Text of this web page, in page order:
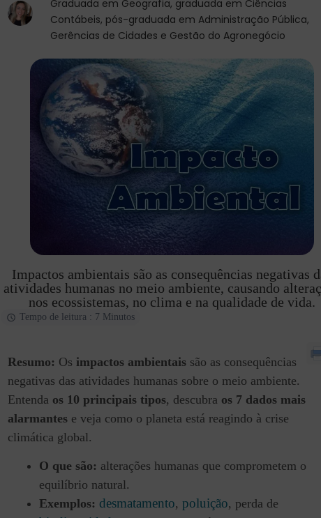
Graduada em Geografia, graduada em Ciências
Contábeis, pós-graduada em Administração Pública,
Gerências de Cidades e Gestão do Agronegócio
Impactos ambientais são as consequências negativas
atividades humanas no meio ambiente, causando
nos ecossistemas, no clima e na qualidade de vida.
Tempo de leitura : 7 Minutos
Resumo: Os impactos ambientais são as consequências
negativas das atividades humanas sobre o meio ambiente.
Entenda os 10 principais tipos, descubra os 7 dados mais
alarmantes e veja como o planeta está reagindo à crise
climática global.
O que são: alterações humanas que comprometem o
equilíbrio natural.
Exemplos: desmatamento, poluição, perda de